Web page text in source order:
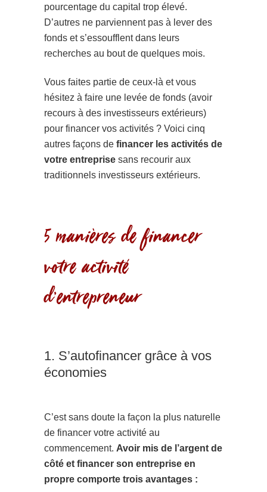
pourcentage du capital trop élevé.
D’autres ne parviennent pas à lever des
fonds et s’essoufflent dans leurs
recherches au bout de quelques mois.
Vous faites partie de ceux-là et vous
hésitez à faire une levée de fonds (avoir
recours à des investisseurs extérieurs)
pour financer vos activités ? Voici cinq
autres façons de financer les activités de
votre entreprise sans recourir aux
traditionnels investisseurs extérieurs.
5 manières de financer
votre activité
d’entrepreneur
1. S’autofinancer grâce à vos
économies
C’est sans doute la façon la plus naturelle
de financer votre activité au
commencement. Avoir mis de l’argent de
côté et financer son entreprise en
propre comporte trois avantages :